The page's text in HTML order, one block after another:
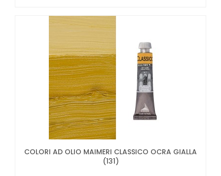
COLORI AD OLIO MAIMERI CLASSICO OCRA GIALLA
(131)